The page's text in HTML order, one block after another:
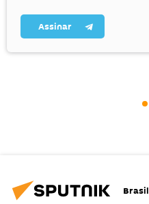
Assinar
Brasil